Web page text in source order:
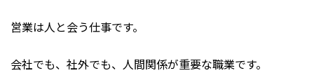
営業は人と会う仕事です。
会社でも、社外でも、人間関係が重要な職業です。